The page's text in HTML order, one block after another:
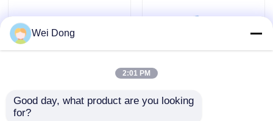
사건
인용 을 요청 하십시오
고 정밀 철도 예비 부품
Wei Dong
2:01 PM
Good day, what product are you looking
for?